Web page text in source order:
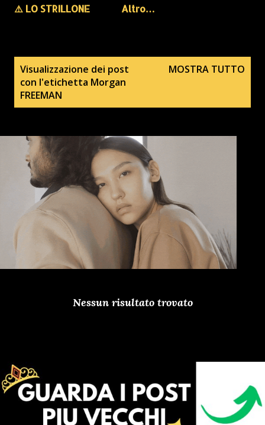
⚠️ LO STRILLONE
Altro…
Visualizzazione dei post
con l'etichetta Morgan
FREEMAN
MOSTRA TUTTO
Nessun risultato trovato